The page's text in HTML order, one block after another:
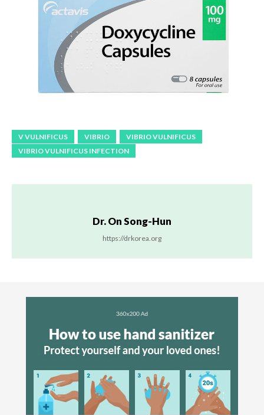
V VULNIFICUS VIBRIO
VIBRIO VULNIFICUS
VIBRIO VULNIFICUS INFECTION
Dr. On Song-Hun
https://drkorea.org